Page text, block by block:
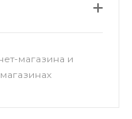
магазина и